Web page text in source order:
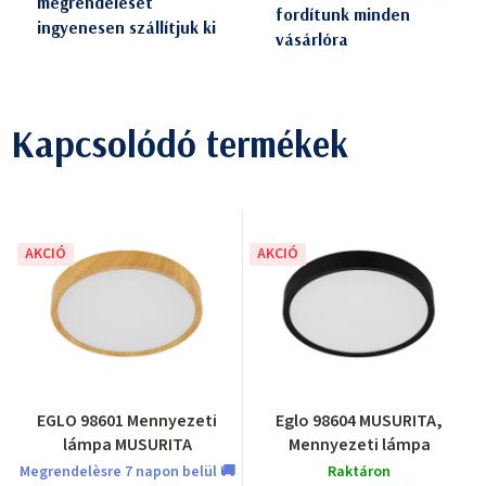
ingyenesen szállítjuk ki
fordítunk minden
vásárlóra
Kapcsolódó termékek
AKCIÓ
EGLO 98601 Mennyezeti
lámpa MUSURITA
Megrendelèsre 7 napon belül 🚚
AKCIÓ
Eglo 98604 MUSURITA,
Mennyezeti lámpa
Raktáron